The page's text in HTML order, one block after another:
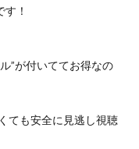
す！
”が付いててお得なの
ても安全に見逃し視聴